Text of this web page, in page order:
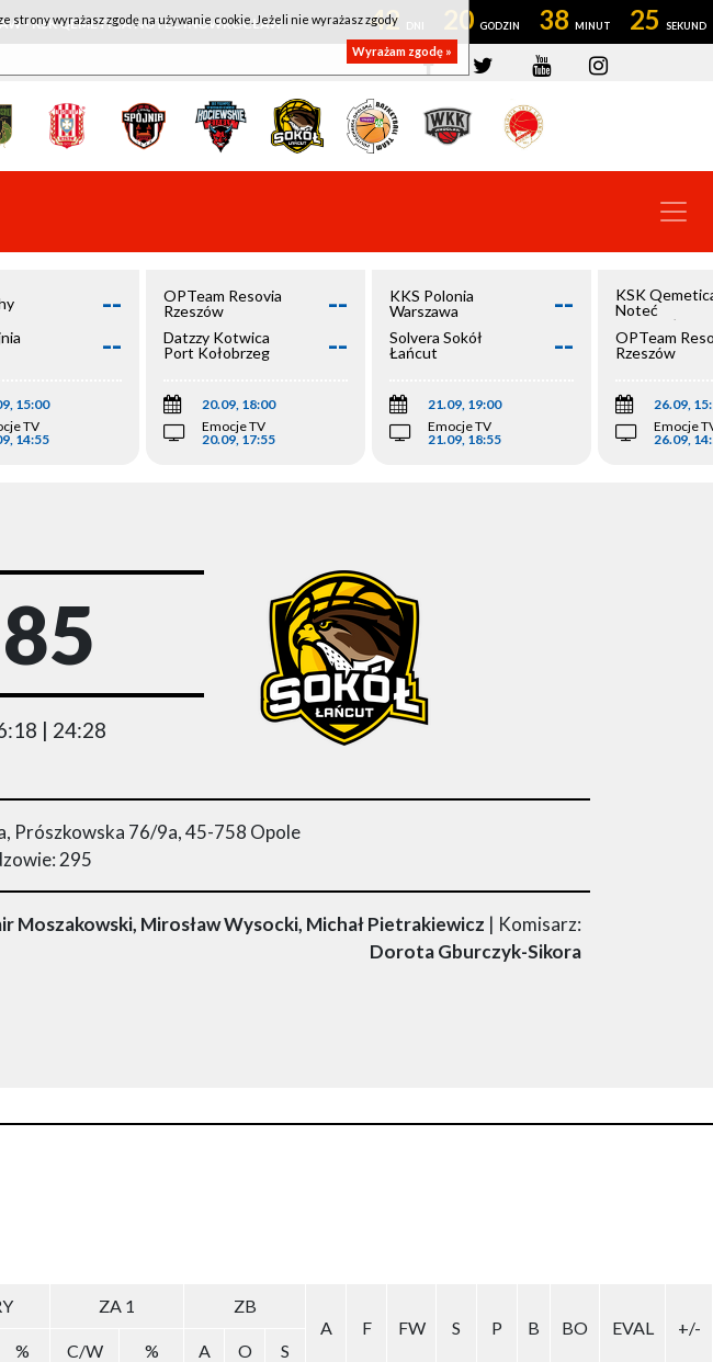
- KSK QEMETICA NOTEĆ INOWROCŁAW 42 20 38 25
--
--
15:00
TV
14:55
OPTeam Resovia
Rzeszów
--
Datzzy Kotwica
Port Kołobrzeg
--
20.09, 18:00
Emocje TV
20.09, 17:55
KKS Polonia
Warszawa
--
Solvera Sokół
Łańcut
--
21.09, 19:00
Emocje TV
21.09, 18:55
KSK
Noteć
Inowrocław
OPTeam
Rzeszów
26.09,
Emocje
26.09,
| 24:28
Prószkowska 76/9a, 45-758 Opole
295
Moszakowski, Mirosław Wysocki, Michał Pietrakiewicz | Komisarz:
Dorota Gburczyk-Sikora
ZA 1
ZB
A
F FW S P B BO EVAL
+/-
% C/W % A O S
strony wyrażasz zgodę na używanie cookie. Jeżeli nie wyrażasz zgody
Wyrażam zgodę »